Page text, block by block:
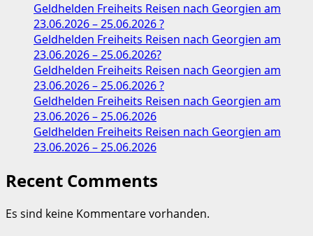
Geldhelden Freiheits Reisen nach Georgien am
23.06.2026 – 25.06.2026 ?
Geldhelden Freiheits Reisen nach Georgien am
23.06.2026 – 25.06.2026?
Geldhelden Freiheits Reisen nach Georgien am
23.06.2026 – 25.06.2026 ?
Geldhelden Freiheits Reisen nach Georgien am
23.06.2026 – 25.06.2026
Geldhelden Freiheits Reisen nach Georgien am
23.06.2026 – 25.06.2026
Recent Comments
Es sind keine Kommentare vorhanden.